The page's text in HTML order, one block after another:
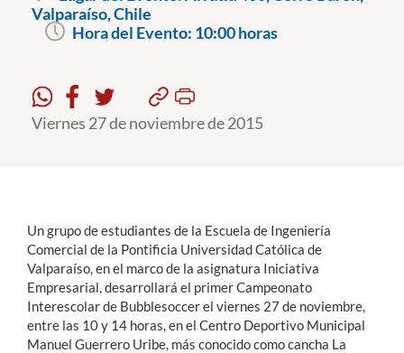
Pregrado
Postgrado
Formación Continua
Alumni
English
Valparaíso, Chile
Hora del Evento: 10:00 horas
Viernes 27 de noviembre de 2015
Un grupo de estudiantes de la Escuela de Ingeniería
Comercial de la Pontificia Universidad Católica de
Valparaíso, en el marco de la asignatura Iniciativa
Empresarial, desarrollará el primer Campeonato
Interescolar de Bubblesoccer el viernes 27 de noviembre,
entre las 10 y 14 horas, en el Centro Deportivo Municipal
Manuel Guerrero Uribe, más conocido como cancha La